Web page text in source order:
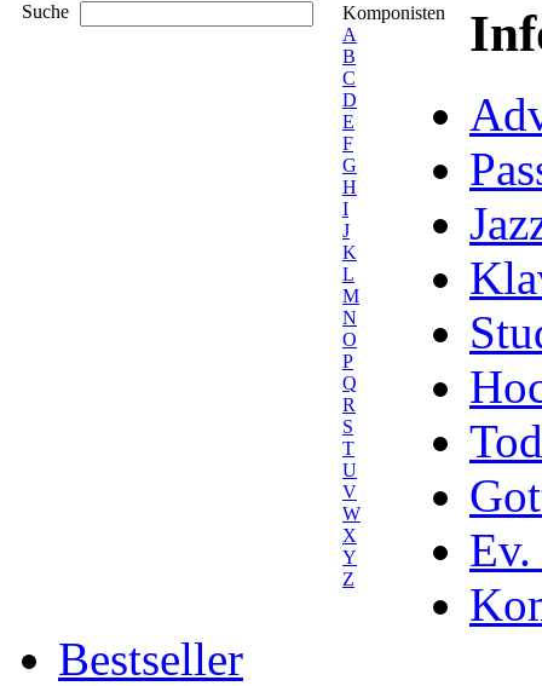
Suche
Komponisten
A
B
C
D
E
F
G
H
I
J
K
L
M
N
O
P
Q
R
S
T
U
V
W
X
Y
Z
Ev.
Bestseller